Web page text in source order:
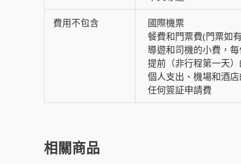
費用不包含
國際機票
餐費和門票費(門票如
導遊和司機的小費，
提前（非行程第一天
個人支出、機場和酒
任何簽証申請費
相關商品